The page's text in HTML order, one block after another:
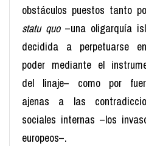
obstáculos puestos tanto
statu quo–una oligarquía
decidida a perpetuarse
poder mediante el
del linaje– como por
ajenas a las
sociales internas –los
europeos–.